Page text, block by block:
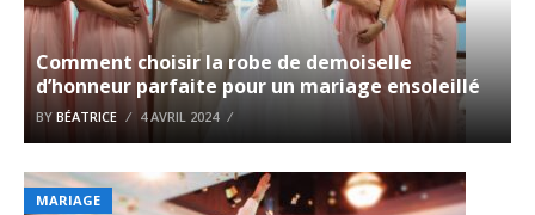
Comment choisir la robe de demoiselle
d’honneur parfaite pour un mariage ensoleillé
BY BÉATRICE 4 AVRIL 2024
MARIAGE